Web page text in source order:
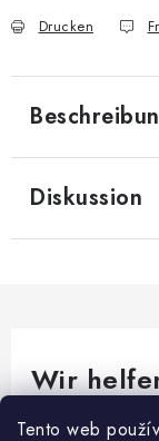
Tento web
Drucken
Diskussion
Wir
Brauchen